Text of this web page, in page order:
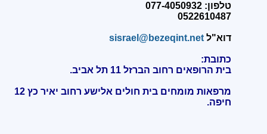
טלפון: 077-4050932
0522610487
דוא"לsisrael@bezeqint.net
כתובת:
בית הרופאים רחוב הברזל 11 תל אביב.
מרפאות מומחים בית חולים אלישע רחוב יאיר כץ 12
חיפה.